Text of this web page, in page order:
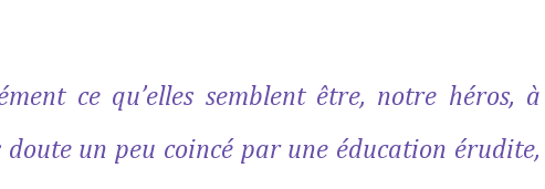
ce qu’elles semblent être, notre héros, à
doute un peu coincé par une éducation érudite,